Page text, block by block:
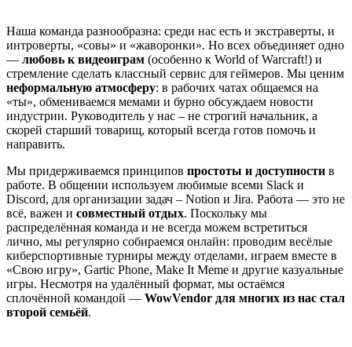
Наша команда разнообразна: среди нас есть и экстраверты, и
интроверты, «совы» и «жаворонки». Но всех объединяет одно
— любовь к видеоиграм (особенно к World of Warcraft!) и
стремление сделать классный сервис для геймеров. Мы ценим
неформальную атмосферу: в рабочих чатах общаемся на
«ты», обмениваемся мемами и бурно обсуждаем новости
индустрии. Руководитель у нас – не строгий начальник, а
скорей старший товарищ, который всегда готов помочь и
направить.
Мы придерживаемся принципов простоты и доступности в
работе. В общении используем любимые всеми Slack и
Discord, для организации задач – Notion и Jira. Работа — это не
всё, важен и совместный отдых. Поскольку мы
распределённая команда и не всегда можем встретиться
лично, мы регулярно собираемся онлайн: проводим весёлые
киберспортивные турниры между отделами, играем вместе в
«Свою игру», Gartic Phone, Make It Meme и другие казуальные
игры. Несмотря на удалённый формат, мы остаёмся
сплочённой командой — WowVendor для многих из нас стал
второй семьёй.